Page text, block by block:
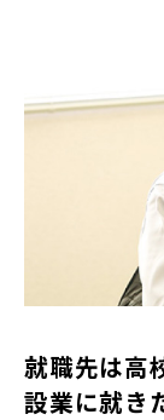
就職先は高
設業に就き